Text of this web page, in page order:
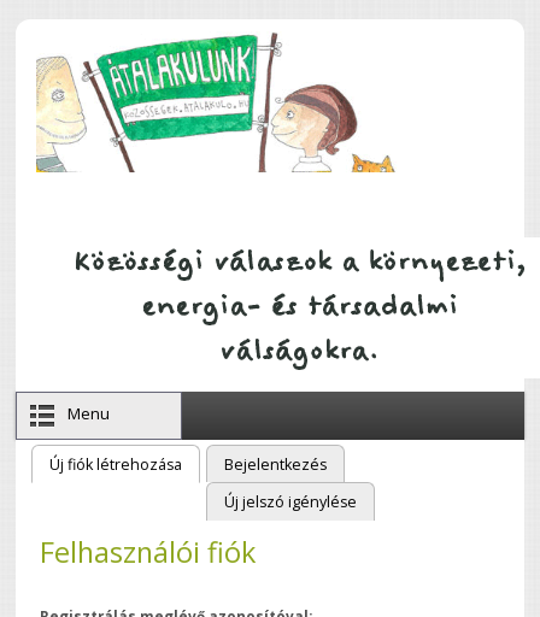
Menu
Elsődleges fülek
Új fiók létrehozása (aktív fül)Bejelentkezés
Új jelszó igénylése
Felhasználói fiók